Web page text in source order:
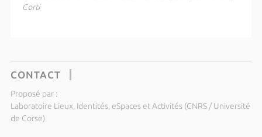
Corti
CONTACT
Proposé par :
Laboratoire Lieux, Identités, eSpaces et Activités (CNRS / Université
de Corse)